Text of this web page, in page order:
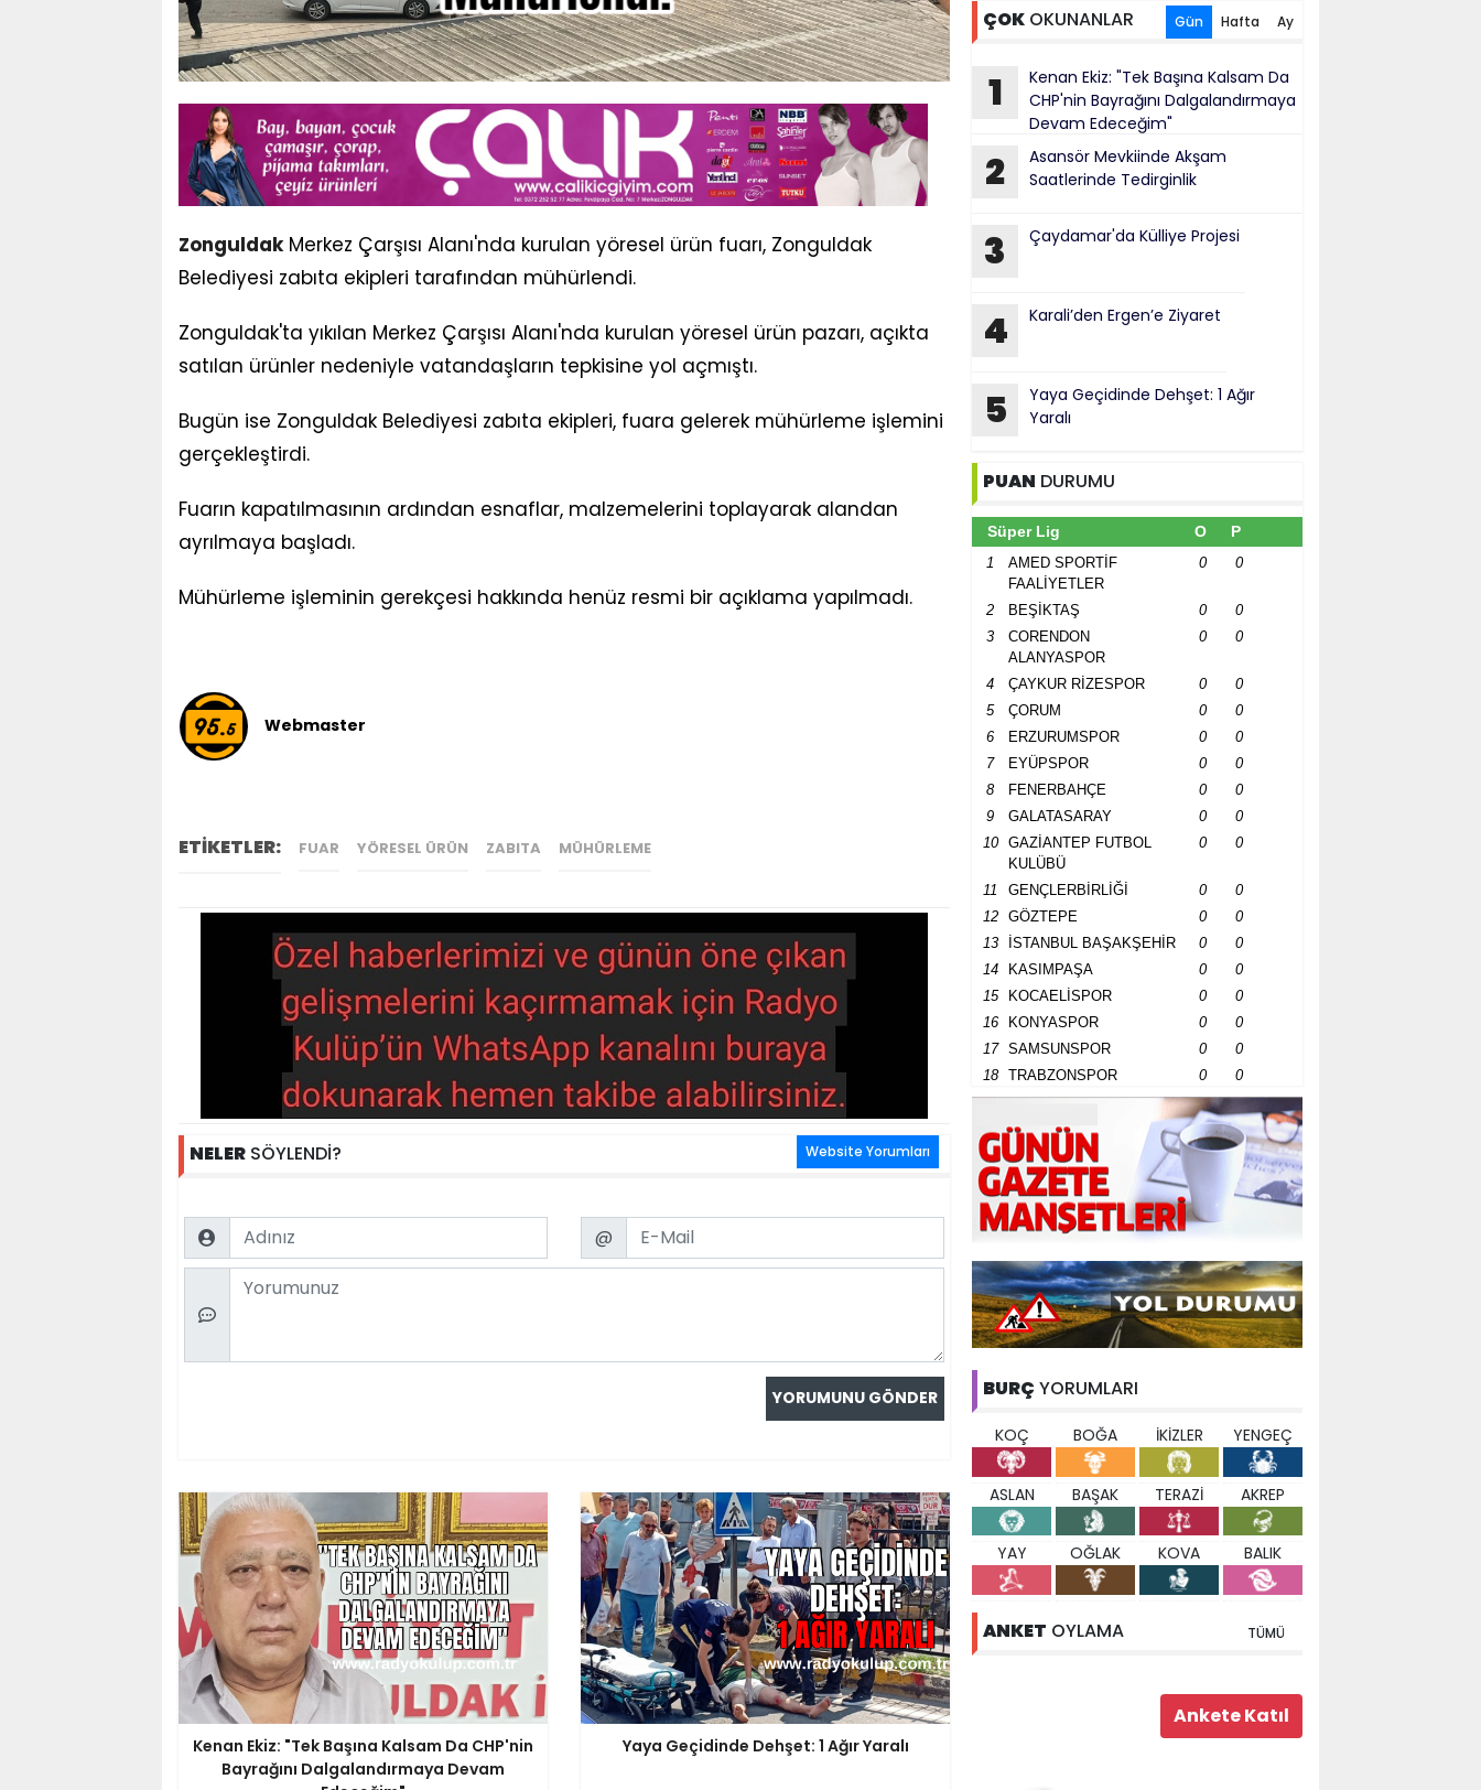
ZonguldakMerkez Çarşısı Alanı'nda kurulan yöresel ürün fuarı, Zonguldak
Belediyesi zabıta ekipleri tarafından mühürlendi.
Zonguldak'ta yıkılan Merkez Çarşısı Alanı'nda kurulan yöresel ürün pazarı, açıkta
satılan ürünler nedeniyle vatandaşların tepkisine yol açmıştı.
Bugün ise Zonguldak Belediyesi zabıta ekipleri, fuara gelerek mühürleme işlemini
gerçekleştirdi.
Fuarın kapatılmasının ardından esnaflar, malzemelerini toplayarak alandan
ayrılmaya başladı.
Mühürleme işleminin gerekçesi hakkında henüz resmi bir açıklama yapılmadı.
Webmaster
ETİKETLER: FUAR YÖRESEL ÜRÜN ZABITA MÜHÜRLEME
NELER SÖYLENDİ? Website Yorumları
Name Email
@
Comment
Kenan Ekiz: "Tek Başına Kalsam Da CHP'nin
Bayrağını Dalgalandırmaya Devam
Yaya Geçidinde Dehşet: 1 Ağır Yaralı
ÇOK OKUNANLAR Gün Hafta Ay
1
Kenan Ekiz: "Tek Başına Kalsam Da
CHP'nin Bayrağını Dalgalandırmaya
Devam Edeceğim"
2
​Asansör Mevkiinde Akşam
Saatlerinde Tedirginlik
3 Çaydamar'da Külliye Projesi
4 Karali’den Ergen’e Ziyaret
5
Yaya Geçidinde Dehşet: 1 Ağır
Yaralı
PUAN DURUMU
Süper Lig O P
1
AMED SPORTİF
FAALİYETLER
0 0
2 BEŞİKTAŞ 0
0
3
CORENDON
ALANYASPOR
0 0
4 ÇAYKUR RİZESPOR 0
0
5
ÇORUM 0
0
6
ERZURUMSPOR 0
0
7
EYÜPSPOR 0
0
8
FENERBAHÇE 0
0
9
GALATASARAY 0
0
10
GAZİANTEP FUTBOL
KULÜBÜ
0 0
11 GENÇLERBİRLİĞİ 0
0
12
GÖZTEPE 0
0
13
İSTANBUL BAŞAKŞEHİR 0
0
14
KASIMPAŞA 0
0
15
KOCAELİSPOR 0
0
16
KONYASPOR 0
0
17
SAMSUNSPOR 0
0
18
TRABZONSPOR 0 0
BURÇ YORUMLARI
KOÇ BOĞA İKİZLER YENGEÇ
ASLAN BAŞAK TERAZİ AKREP
YAY OĞLAK KOVA BALIK
ANKET OYLAMA TÜMÜ